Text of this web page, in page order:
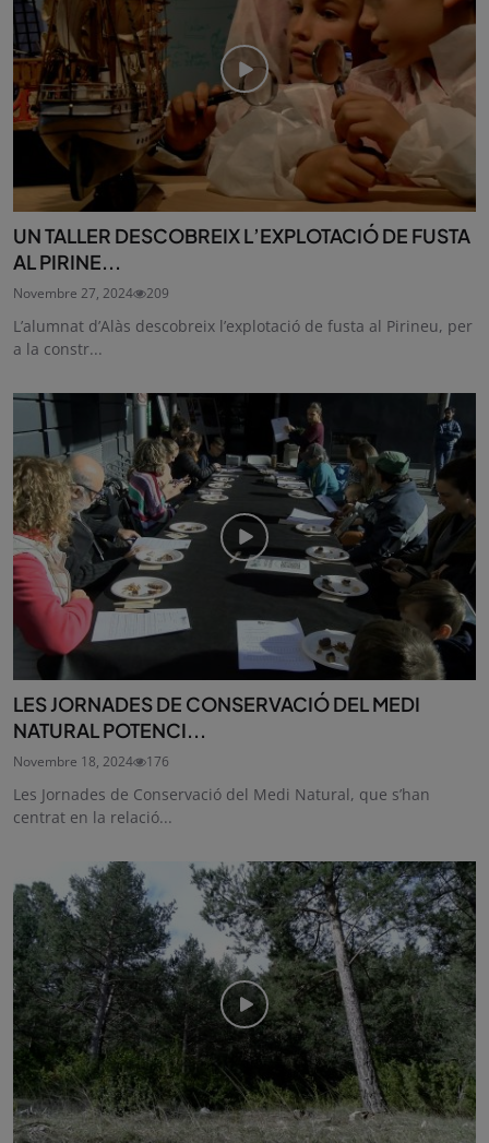
UN TALLER DESCOBREIX L’EXPLOTACIÓ DE FUSTA
AL PIRINE...
Novembre 27, 2024 209
L’alumnat d’Alàs descobreix l’explotació de fusta al Pirineu, per
a la constr...
LES JORNADES DE CONSERVACIÓ DEL MEDI
NATURAL POTENCI...
Novembre 18, 2024 176
Les Jornades de Conservació del Medi Natural, que s’han
centrat en la relació...